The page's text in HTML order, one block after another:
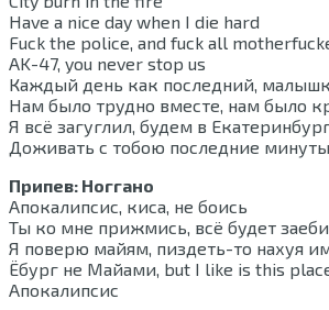
Have a nice day when I die hard
Fuck the police, and fuck all
AK-47, you never stop us
Каждый день как последний,
Нам было трудно вместе, нам было
Я всё загуглил, будем в
Доживать с тобою последние минуты
Припев: Ноггано
Апокалипсис, киса, не боись
Ты ко мне прижмись, всё будет
Я поверю майям, пиздеть-то нахуя
Ёбург не Майами, but I like is this
Апокалипсис